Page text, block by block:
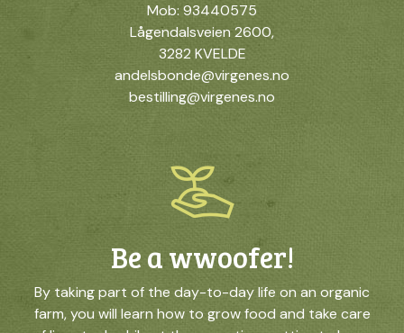
Mob: 93440575
Lågendalsveien 2600,
3282 KVELDE
andelsbonde@virgenes.no
bestilling@virgenes.no
Be a wwoofer!
By taking part of the day-to-day life on an organic
farm, you will learn how to grow food and take care